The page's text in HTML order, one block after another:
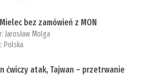
bez zamówień z MON
Jarosław Molga
Polska
ćwiczy atak, Tajwan – przetrwanie